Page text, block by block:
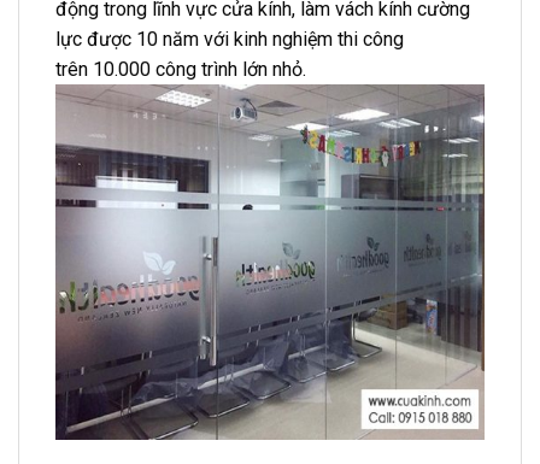
động trong lĩnh vực cửa kính, làm vách kính cường
lực được 10 năm với kinh nghiệm thi công
trên 10.000 công trình lớn nhỏ.